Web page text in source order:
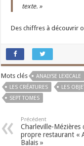
texte. »
Des chiffres à découvrir
Mots clés ANALYSE LEXICALE
LES CRÉATURES
LES
SEPT TOMES
Précédent
Charleville-Mézières
propre restaurant «
Balais »